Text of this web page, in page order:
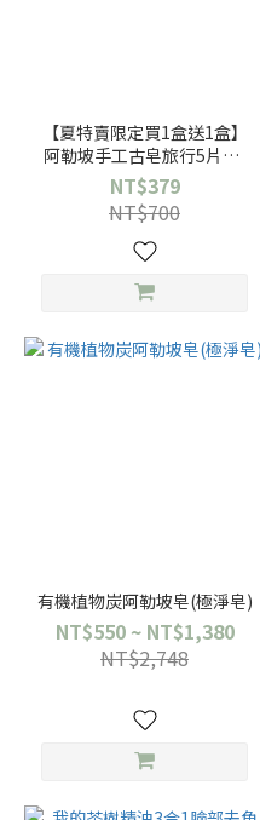
【夏特賣限定買1盒送1盒】
阿勒坡手工古皂旅行5片裝/
盒
NT$379
NT$700
有機植物炭阿勒坡皂(極淨皂)
NT$550 ~ NT$1,380
NT$2,748